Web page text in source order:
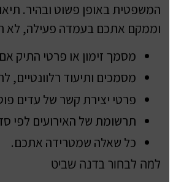
המשפטית באופן פשוט ובהיר.
וממקם אתכם בעמדה פעילה, לא
מסמך זימון או פרטי התיק אם
מסמכים ותיעוד רלוונטיים,
פרטי יצירת קשר של עדים
תרשומת של האירועים לפי
כל שאלה שמטרידה אתכם.
למה לבחור בדנה שביט